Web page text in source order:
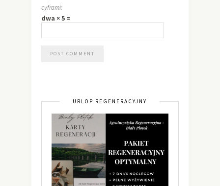
cyframi:
dwa × 5 =
URLOP REGENERACYJNY